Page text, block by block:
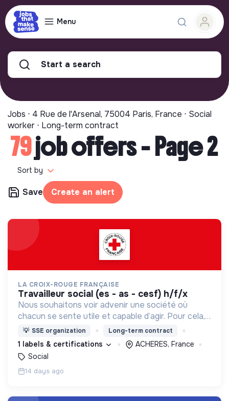
Menu
Start a search
Jobs ⋅ 4 Rue de l'Arsenal, 75004 Paris, France ⋅ Social
worker ⋅ Long-term contract
79job offers - Page 2
Sort by
Save Create an alert
LA CROIX-ROUGE FRANÇAISE
travailleur social (es - as - cesf) h/f/x
Nous souhaitons voir advenir une société où
chacun se sente utile et capable d’agir. Pour cela,
nous proposons des moyens et des lieux
d’engagement innovants et adaptés à tous.
💡 SSE organization Long-term contract
1 labels & certifications
ACHERES, France
Social
14 days ago